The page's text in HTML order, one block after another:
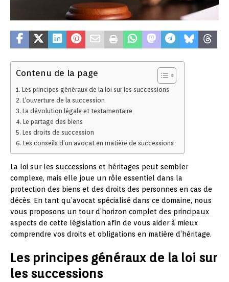
Contenu de la page
Les principes généraux de la loi sur les successions
L’ouverture de la succession
La dévolution légale et testamentaire
Le partage des biens
Les droits de succession
Les conseils d’un avocat en matière de successions
La loi sur les successions et héritages peut sembler
complexe, mais elle joue un rôle essentiel dans la
protection des biens et des droits des personnes en cas de
décès. En tant qu’avocat spécialisé dans ce domaine, nous
vous proposons un tour d’horizon complet des principaux
aspects de cette législation afin de vous aider à mieux
comprendre vos droits et obligations en matière d’héritage.
Les principes généraux de la loi sur
les successions